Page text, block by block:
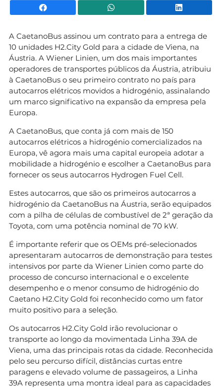
Facebook WhatsApp
A CaetanoBus assinou um contrato para a entrega de
10 unidades H2.City Gold para a cidade de Viena, na
Áustria. A Wiener Linien, um dos mais importantes
operadores de transportes públicos da Áustria, atribuiu
à CaetanoBus o seu primeiro contrato no país para
autocarros elétricos movidos a hidrogénio, assinalando
um marco significativo na expansão da empresa pela
Europa.
A CaetanoBus, que conta já com mais de 150
autocarros elétricos a hidrogénio comercializados na
Europa, vê agora mais uma capital europeia adotar a
mobilidade a hidrogénio e escolher a CaetanoBus para
fornecer os seus autocarros Hydrogen Fuel Cell.
Estes autocarros, que são os primeiros autocarros a
hidrogénio da CaetanoBus na Áustria, serão equipados
com a pilha de células de combustível de 2ª geração da
Toyota, com uma potência nominal de 70 kW.
É importante referir que os OEMs pré-selecionados
apresentaram autocarros de demonstração para testes
intensivos por parte da Wiener Linien como parte do
processo de concurso internacional e o excelente
desempenho e o menor consumo de hidrogénio do
Caetano H2.City Gold foi reconhecido como um fator
muito positivo para a seleção.
Os autocarros H2.City Gold irão revolucionar o
transporte ao longo da movimentada Linha 39A de
Viena, uma das principais rotas da cidade. Reconhecida
pelo seu percurso difícil, distâncias curtas entre
paragens e elevado volume de passageiros, a Linha
39A representa uma montra ideal para as capacidades